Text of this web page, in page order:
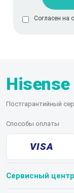
Согласен на
Hisense
Постгарантийный
Способы оплаты
VISA
Сервисный центр